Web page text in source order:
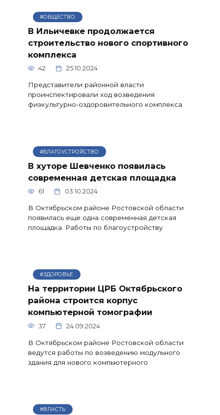
#ОБЩЕСТВО
В Ильичевке продолжается
строительство нового спортивного
комплекса
42 25.10.2024
Представители районной власти
проинспектировали ход возведения
физкультурно-оздоровительного комплекса
#БЛАГОУСТРОЙСТВО
В хуторе Шевченко появилась
современная детская площадка
61 03.10.2024
В Октябрьском районе Ростовской области
появилась еще одна современная детская
площадка. Работы по благоустройству
#ЗДОРОВЬЕ
На территории ЦРБ Октябрьского
района строится корпус
компьютерной томографии
37 24.09.2024
В Октябрьском районе Ростовской области
ведутся работы по возведению модульного
здания для нового компьютерного
#ВЛАСТЬ